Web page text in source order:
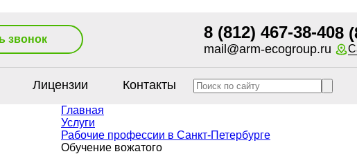
звонок 8 (812) 467-38-40
mail@arm-ecogroup.ru
8
Лицензии Контакты
Главная
Услуги
Рабочие профессии в Санкт-Петербурге
Обучение вожатого